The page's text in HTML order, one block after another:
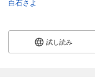
試し読み